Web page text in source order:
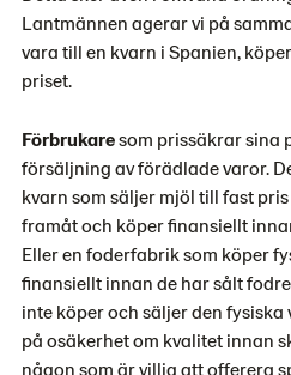
Lantmännen agerar vi på
vara till en kvarn i Spanien,
priset.
Förbrukaresom prissäkrar sina
försäljning av förädlade varor.
kvarn som säljer mjöl till fast
framåt och köper finansiellt
Eller en foderfabrik som köper
finansiellt innan de har sålt
inte köper och säljer den
på osäkerhet om kvalitet innan
någon som är villig att offerera